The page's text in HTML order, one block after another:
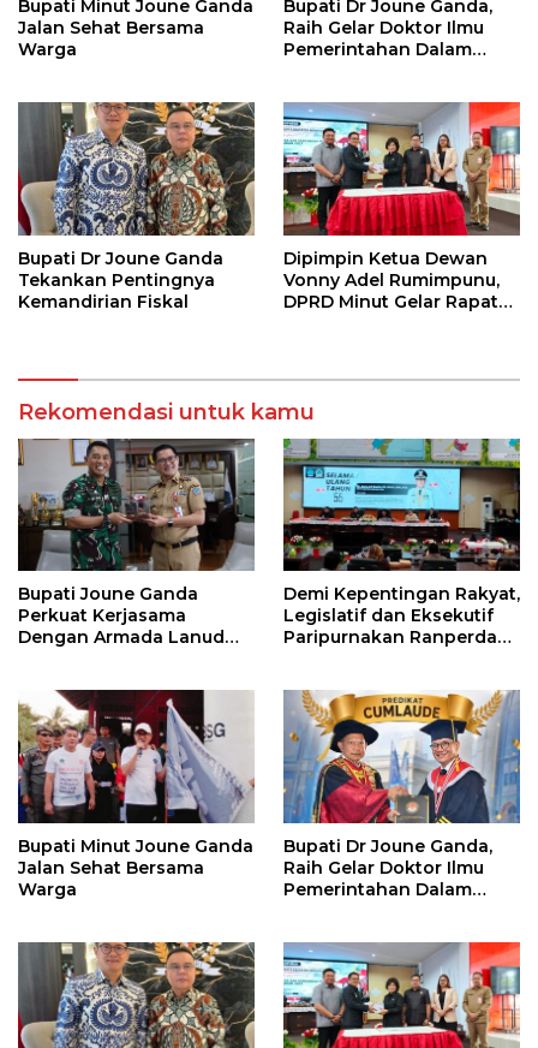
Bupati Minut Joune Ganda
Jalan Sehat Bersama
Warga
Bupati Dr Joune Ganda,
Raih Gelar Doktor Ilmu
Pemerintahan Dalam
Bupati Dr Joune Ganda
Tekankan Pentingnya
Kemandirian Fiskal
Dipimpin Ketua Dewan
Vonny Adel Rumimpunu,
DPRD Minut Gelar Rapat
Rekomendasi untuk kamu
Bupati Joune Ganda
Perkuat Kerjasama
Dengan Armada Lanud
Demi Kepentingan Rakyat,
Legislatif dan Eksekutif
Paripurnakan Ranperda
Bupati Minut Joune Ganda
Jalan Sehat Bersama
Warga
Bupati Dr Joune Ganda,
Raih Gelar Doktor Ilmu
Pemerintahan Dalam